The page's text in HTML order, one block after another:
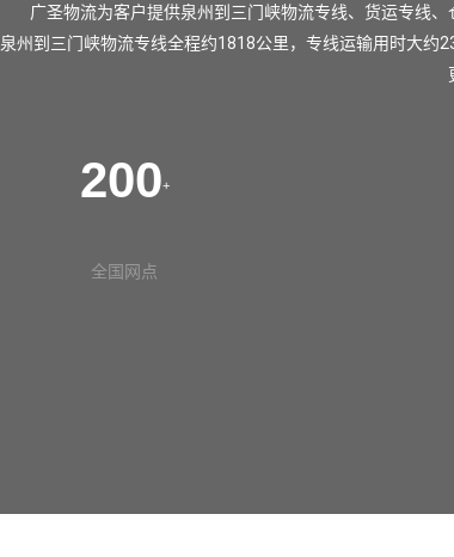
广圣物流为客户提供泉州到三门峡物流专线、货运专线
泉州到三门峡物流专线全程约1818公里，专线运输用时大约
200+
全国网点